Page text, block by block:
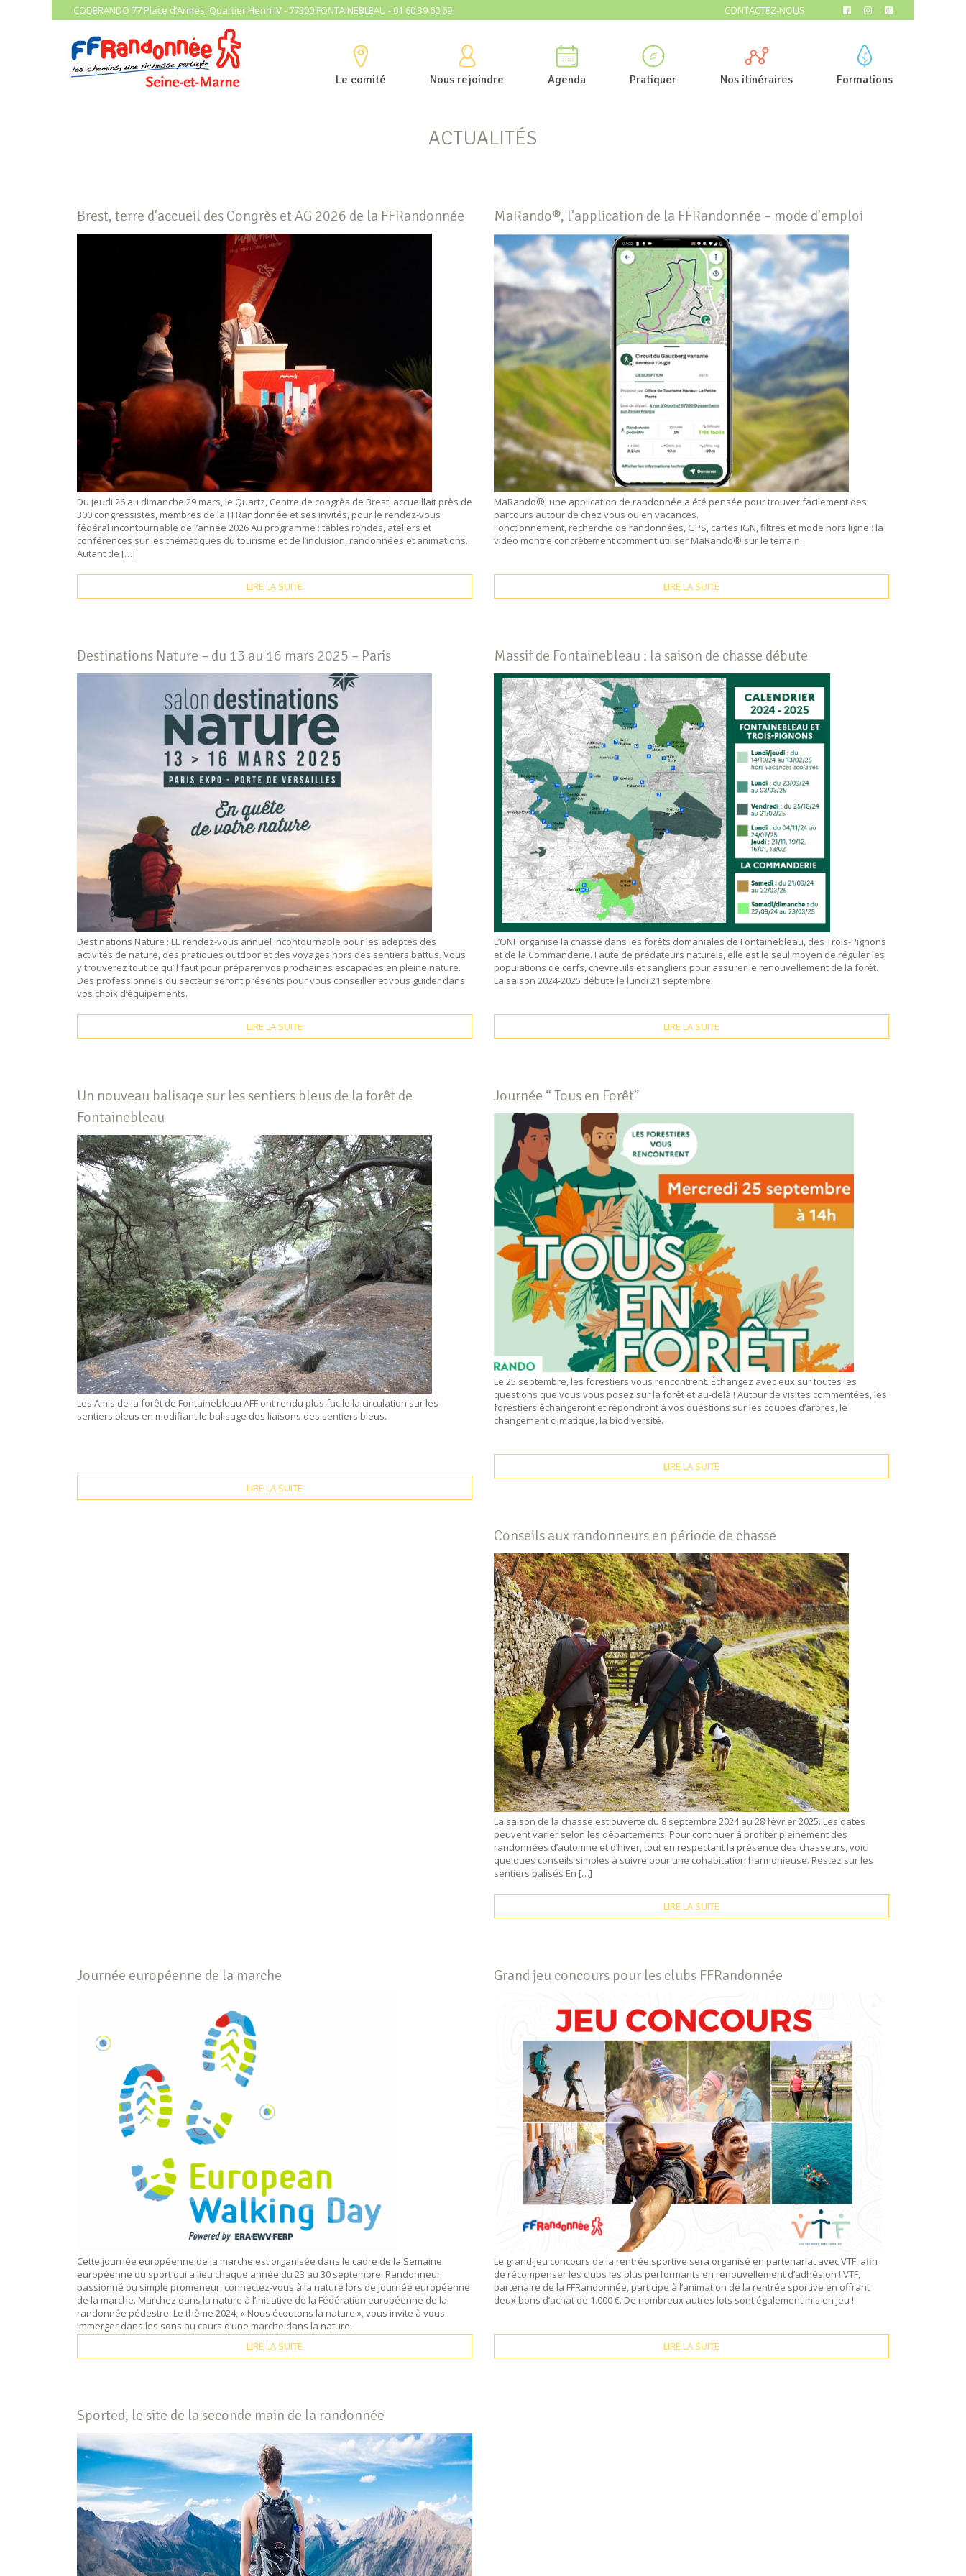
CODERANDO 77 Place d’Armes, Quartier Henri IV - 77300 FONTAINEBLEAU - 01 60 39 60 69 CONTACTEZ-NOUS
Le comité Nous rejoindre Agenda Pratiquer Nos itinéraires Formations
ACTUALITÉS
Brest, terre d’accueil des Congrès et AG 2026 de la FFRandonnée
Du jeudi 26 au dimanche 29 mars, le Quartz, Centre de congrès de Brest, accueillait près de
300 congressistes, membres de la FFRandonnée et ses invités, pour le rendez-vous
fédéral incontournable de l’année 2026 Au programme : tables rondes, ateliers et
conférences sur les thématiques du tourisme et de l’inclusion, randonnées et animations.
Autant de […]
LIRE LA SUITE
MaRando®, l’application de la FFRandonnée – mode d’emploi
MaRando®, une application de randonnée a été pensée pour trouver facilement des
parcours autour de chez vous ou en vacances.
Fonctionnement, recherche de randonnées, GPS, cartes IGN, filtres et mode hors ligne : la
vidéo montre concrètement comment utiliser MaRando® sur le terrain.
LIRE LA SUITE
Destinations Nature – du 13 au 16 mars 2025 – Paris
Destinations Nature : LE rendez-vous annuel incontournable pour les adeptes des
activités de nature, des pratiques outdoor et des voyages hors des sentiers battus. Vous
y trouverez tout ce qu’il faut pour préparer vos prochaines escapades en pleine nature.
Des professionnels du secteur seront présents pour vous conseiller et vous guider dans
vos choix d’équipements.
LIRE LA SUITE
Massif de Fontainebleau : la saison de chasse débute
L’ONF organise la chasse dans les forêts domaniales de Fontainebleau, des Trois-Pignons
et de la Commanderie. Faute de prédateurs naturels, elle est le seul moyen de réguler les
populations de cerfs, chevreuils et sangliers pour assurer le renouvellement de la forêt.
La saison 2024-2025 débute le lundi 21 septembre.
LIRE LA SUITE
Un nouveau balisage sur les sentiers bleus de la forêt de
Fontainebleau
Les Amis de la forêt de Fontainebleau AFF ont rendu plus facile la circulation sur les
sentiers bleus en modifiant le balisage des liaisons des sentiers bleus.
LIRE LA SUITE
Journée “ Tous en Forêt”
Le 25 septembre, les forestiers vous rencontrent. Échangez avec eux sur toutes les
questions que vous vous posez sur la forêt et au-delà ! Autour de visites commentées, les
forestiers échangeront et répondront à vos questions sur les coupes d’arbres, le
changement climatique, la biodiversité.
LIRE LA SUITE
Conseils aux randonneurs en période de chasse
La saison de la chasse est ouverte du 8 septembre 2024 au 28 février 2025. Les dates
peuvent varier selon les départements. Pour continuer à profiter pleinement des
randonnées d’automne et d’hiver, tout en respectant la présence des chasseurs, voici
quelques conseils simples à suivre pour une cohabitation harmonieuse. Restez sur les
sentiers balisés En […]
LIRE LA SUITE
Journée européenne de la marche
Cette journée européenne de la marche est organisée dans le cadre de la Semaine
européenne du sport qui a lieu chaque année du 23 au 30 septembre. Randonneur
passionné ou simple promeneur, connectez-vous à la nature lors de Journée européenne
de la marche. Marchez dans la nature à l’initiative de la Fédération européenne de la
randonnée pédestre. Le thème 2024, « Nous écoutons la nature », vous invite à vous
immerger dans les sons au cours d’une marche dans la nature.
LIRE LA SUITE
Grand jeu concours pour les clubs FFRandonnée
Le grand jeu concours de la rentrée sportive sera organisé en partenariat avec VTF, afin
de récompenser les clubs les plus performants en renouvellement d’adhésion ! VTF,
partenaire de la FFRandonnée, participe à l’animation de la rentrée sportive en offrant
deux bons d’achat de 1.000 €. De nombreux autres lots sont également mis en jeu !
LIRE LA SUITE
Sported, le site de la seconde main de la randonnée